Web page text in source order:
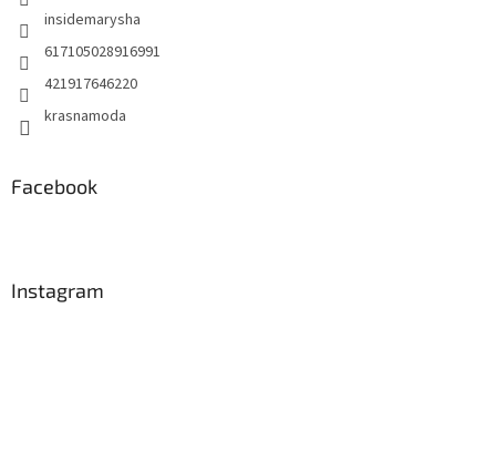
insidemarysha
617105028916991
421917646220
krasnamoda
Facebook
Instagram